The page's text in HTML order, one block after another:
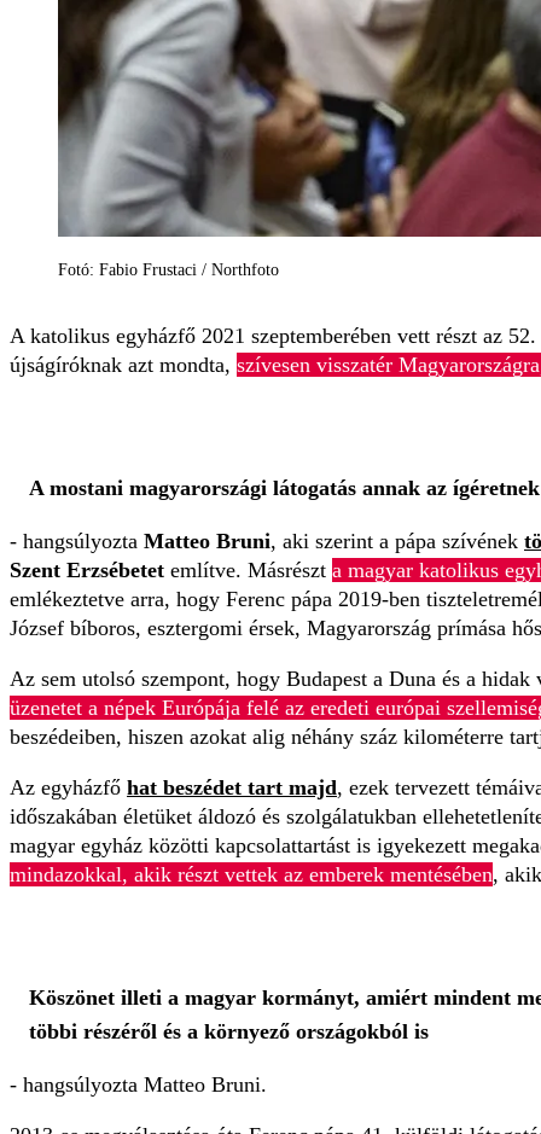
Fotó: Fabio Frustaci / Northfoto
A katolikus egyházfő 2021 szeptemberében vett részt az
újságíróknak azt mondta, szívesen visszatér
A mostani magyarországi látogatás annak az
- hangsúlyozta Matteo Bruni, aki szerint a pápa szívének
Szent Erzsébetet említve. Másrészt a magyar katolikus
emlékeztetve arra, hogy Ferenc pápa 2019-ben
József bíboros, esztergomi érsek, Magyarország prímása
Az sem utolsó szempont, hogy Budapest a Duna és a
üzenetet a népek Európája felé az eredeti európai
beszédeiben, hiszen azokat alig néhány száz kilométerre
Az egyházfő hat beszédet tart majd, ezek tervezett
időszakában életüket áldozó és szolgálatukban
magyar egyház közötti kapcsolattartást is igyekezett
mindazokkal, akik részt vettek az emberek mentésében,
Köszönet illeti a magyar kormányt, amiért mindent
többi részéről és a környező országokból is
- hangsúlyozta Matteo Bruni.